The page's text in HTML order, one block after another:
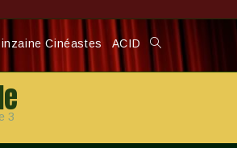
Cinéastes ACID Toggle
3